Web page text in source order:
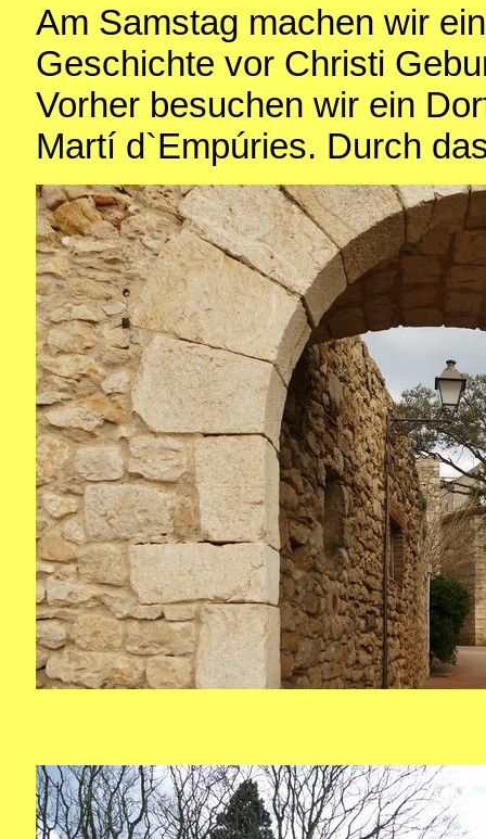
Am Samstag machen wir
Geschichte vor Christi
Vorher besuchen wir ein
Martí d`Empúries. Durch